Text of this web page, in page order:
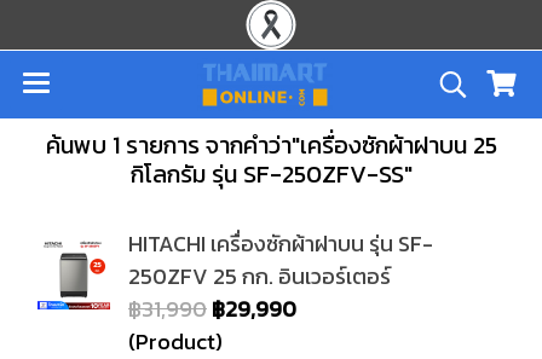
ค้นพบ 1 รายการ จากคำว่า"เครื่องซักผ้าฝาบน 25
กิโลกรัม รุ่น SF-250ZFV-SS"
HITACHI เครื่องซักผ้าฝาบน รุ่น SF-
250ZFV 25 กก. อินเวอร์เตอร์
฿31,990฿29,990
(Product)